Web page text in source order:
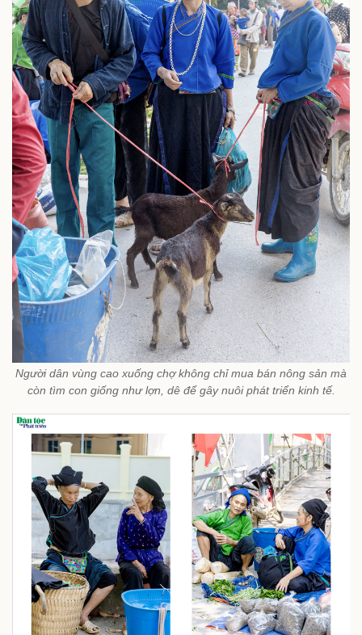
Người dân vùng cao xuống chợ không chỉ mua bán nông sản mà
còn tìm con giống như lợn, dê để gây nuôi phát triển kinh tế.